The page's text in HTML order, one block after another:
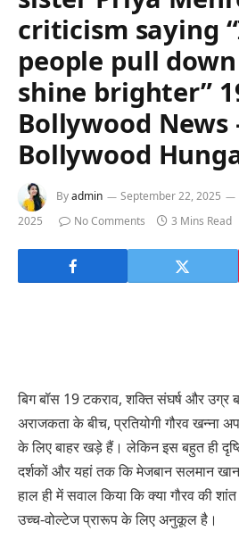
criticism saying
people pull
shine brighter”
Bollywood News
Bollywood
Byadmin September 22, 2025
2025
No Comments 3 Mins Read
बिग बॉस 19 टकराव, शक्ति संघर्ष और
अराजकता के बीच, प्रतियोगी गौरव खन्ना
के लिए बाहर खड़े हैं। लेकिन इस बहुत ही
दर्शकों और यहां तक ​​कि मेजबान सलमान
हाल ही में सवाल किया कि क्या गौरव की
उच्च-वोल्टेज प्रारूप के लिए अनुकूल है।